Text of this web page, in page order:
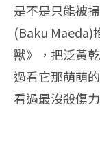
是不是只能被
(Baku Maeda)
獸》，把泛黃
過看它那萌萌
看過最沒殺傷